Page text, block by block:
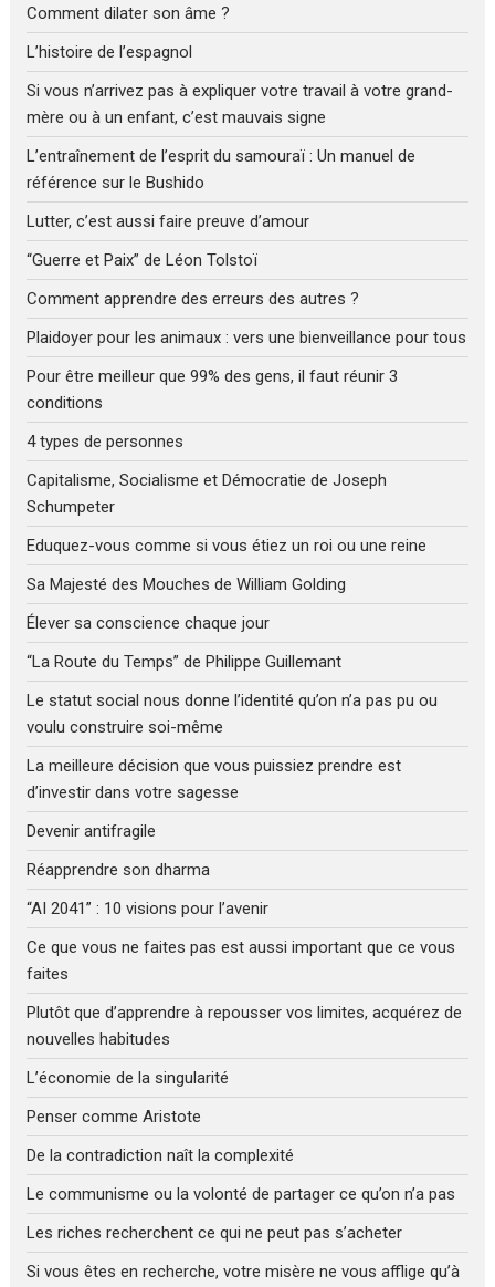
Comment dilater son âme ?
L’histoire de l’espagnol
Si vous n’arrivez pas à expliquer votre travail à votre grand-
mère ou à un enfant, c’est mauvais signe
L’entraînement de l’esprit du samouraï : Un manuel de
référence sur le Bushido
Lutter, c’est aussi faire preuve d’amour
“Guerre et Paix” de Léon Tolstoï
Comment apprendre des erreurs des autres ?
Plaidoyer pour les animaux : vers une bienveillance pour tous
Pour être meilleur que 99% des gens, il faut réunir 3
conditions
4 types de personnes
Capitalisme, Socialisme et Démocratie de Joseph
Schumpeter
Eduquez-vous comme si vous étiez un roi ou une reine
Sa Majesté des Mouches de William Golding
Élever sa conscience chaque jour
“La Route du Temps” de Philippe Guillemant
Le statut social nous donne l’identité qu’on n’a pas pu ou
voulu construire soi-même
La meilleure décision que vous puissiez prendre est
d’investir dans votre sagesse
Devenir antifragile
Réapprendre son dharma
“AI 2041” : 10 visions pour l’avenir
Ce que vous ne faites pas est aussi important que ce vous
faites
Plutôt que d’apprendre à repousser vos limites, acquérez de
nouvelles habitudes
L’économie de la singularité
Penser comme Aristote
De la contradiction naît la complexité
Le communisme ou la volonté de partager ce qu’on n’a pas
Les riches recherchent ce qui ne peut pas s’acheter
Si vous êtes en recherche, votre misère ne vous afflige qu’à